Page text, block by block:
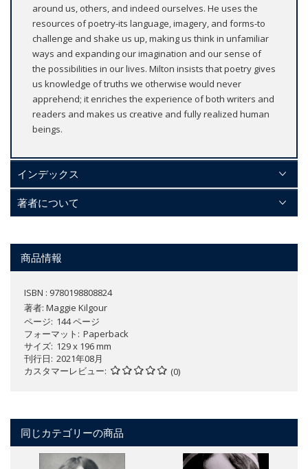
around us, others, and indeed ourselves. He uses the
resources of poetry-its language, imagery, and forms-to
challenge and shake us up, making us think in unfamiliar
ways and expanding our imagination and our sense of
the possibilities in our lives. Milton insists that poetry gives
us knowledge of truths we otherwise would never
apprehend; it enriches the experience of both writers and
readers and makes us creative and fully realized human
beings.
インデックス
著者について
商品情報
ISBN : 9780198808824
著者: Maggie Kilgour
ページ 144 ページ
フォーマット
Paperback
サイズ 129 x 196 mm
刊行日 2021年08月
カスタマーレビュー
(0)
同じカテゴリーの商品